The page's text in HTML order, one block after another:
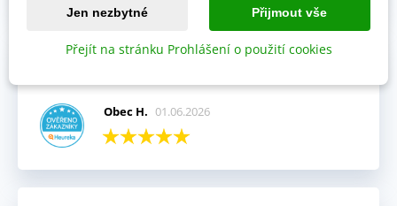
Celkový názor:
Obec H. 01.06.2026
Jen nezbytné Přijmout vše
Přejít na stránku Prohlášení o použití cookies